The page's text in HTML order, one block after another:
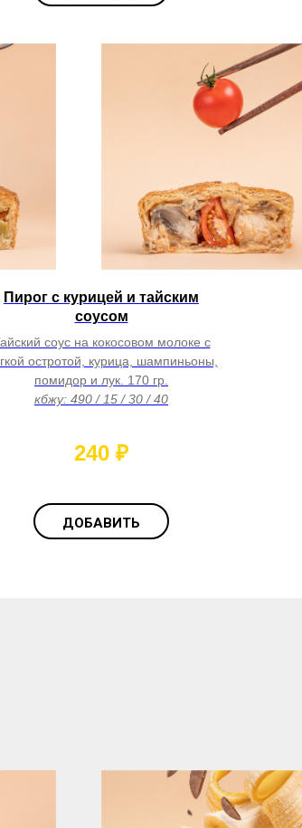
Пирог с курицей и тайским
соусом
соус на кокосовом молоке с
остротой, курица, шампиньоны,
помидор и лук. 170 гр.
кбжу: 490 / 15 / 30 / 40
240 ₽
ДОБАВИТЬ